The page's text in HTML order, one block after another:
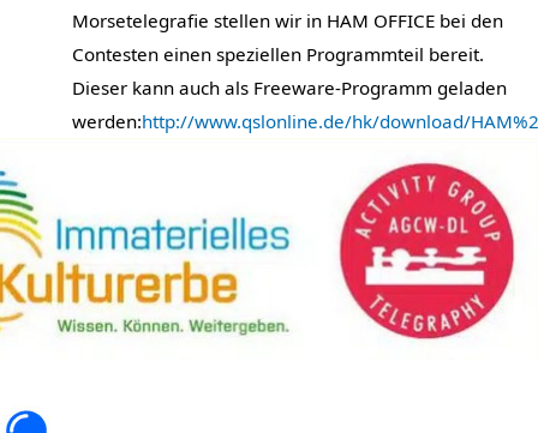
Morsetelegrafie stellen wir in HAM OFFICE bei den
Contesten einen speziellen Programmteil bereit.
Dieser kann auch als Freeware-Programm geladen
werden:http://www.qslonline.de/hk/download/